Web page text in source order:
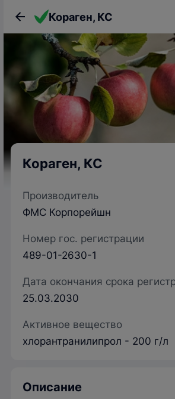
Кораген, КС
Кораген, КС
Производитель
ФМС Корпорейшн
Номер гос. регистрации
489-01-2630-1
Дата окончания срока
25.03.2030
Активное вещество
хлорантранилипрол - 200 г/л
Описание